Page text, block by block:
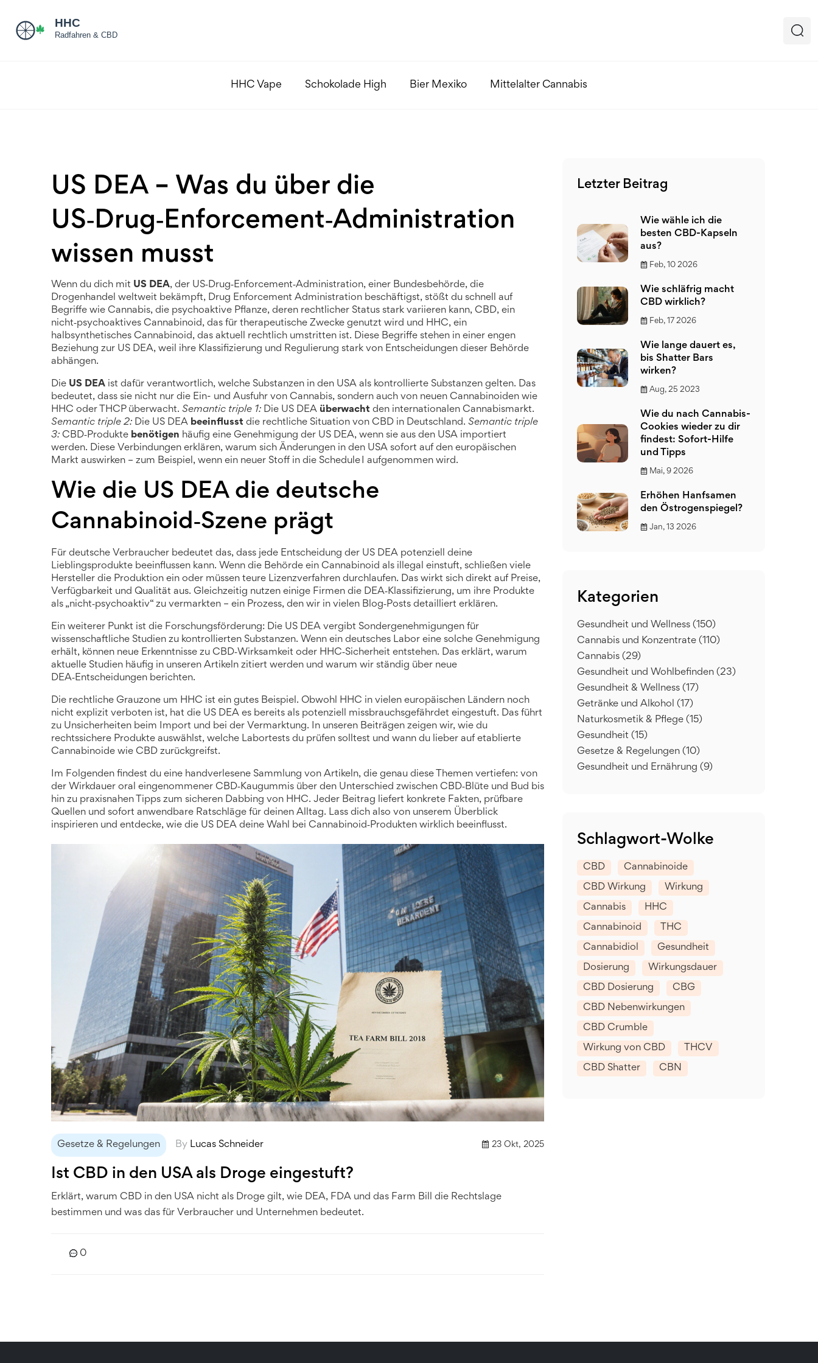
HHC Vape Schokolade High Bier Mexiko Mittelalter Cannabis
US DEA – Was du über die
US‑Drug‑Enforcement‑Administration
wissen musst
Wenn du dich mit US DEA, der US‑Drug‑Enforcement‑Administration, einer Bundesbehörde, die
Drogenhandel weltweit bekämpft, Drug Enforcement Administration beschäftigst, stößt du schnell auf
Begriffe wie Cannabis, die psychoaktive Pflanze, deren rechtlicher Status stark variieren kann, CBD, ein
nicht‑psychoaktives Cannabinoid, das für therapeutische Zwecke genutzt wird und HHC, ein
halbsynthetisches Cannabinoid, das aktuell rechtlich umstritten ist. Diese Begriffe stehen in einer engen
Beziehung zur US DEA, weil ihre Klassifizierung und Regulierung stark von Entscheidungen dieser Behörde
abhängen.
Die US DEA ist dafür verantwortlich, welche Substanzen in den USA als kontrollierte Substanzen gelten. Das
bedeutet, dass sie nicht nur die Ein- und Ausfuhr von Cannabis, sondern auch von neuen Cannabinoiden wie
HHC oder THCP überwacht. Semantic triple 1: Die US DEA überwacht den internationalen Cannabismarkt.
Semantic triple 2: Die US DEA beeinflusst die rechtliche Situation von CBD in Deutschland. Semantic triple
3: CBD‑Produkte benötigen häufig eine Genehmigung der US DEA, wenn sie aus den USA importiert
werden. Diese Verbindungen erklären, warum sich Änderungen in den USA sofort auf den europäischen
Markt auswirken – zum Beispiel, wenn ein neuer Stoff in die Schedule I aufgenommen wird.
Wie die US DEA die deutsche
Cannabinoid‑Szene prägt
Für deutsche Verbraucher bedeutet das, dass jede Entscheidung der US DEA potenziell deine
Lieblingsprodukte beeinflussen kann. Wenn die Behörde ein Cannabinoid als illegal einstuft, schließen viele
Hersteller die Produktion ein oder müssen teure Lizenzverfahren durchlaufen. Das wirkt sich direkt auf Preise,
Verfügbarkeit und Qualität aus. Gleichzeitig nutzen einige Firmen die DEA‑Klassifizierung, um ihre Produkte
als „nicht‑psychoaktiv“ zu vermarkten – ein Prozess, den wir in vielen Blog‑Posts detailliert erklären.
Ein weiterer Punkt ist die Forschungsförderung: Die US DEA vergibt Sondergenehmigungen für
wissenschaftliche Studien zu kontrollierten Substanzen. Wenn ein deutsches Labor eine solche Genehmigung
erhält, können neue Erkenntnisse zu CBD‑Wirksamkeit oder HHC‑Sicherheit entstehen. Das erklärt, warum
aktuelle Studien häufig in unseren Artikeln zitiert werden und warum wir ständig über neue
DEA‑Entscheidungen berichten.
Die rechtliche Grauzone um HHC ist ein gutes Beispiel. Obwohl HHC in vielen europäischen Ländern noch
nicht explizit verboten ist, hat die US DEA es bereits als potenziell missbrauchsgefährdet eingestuft. Das führt
zu Unsicherheiten beim Import und bei der Vermarktung. In unseren Beiträgen zeigen wir, wie du
rechtssichere Produkte auswählst, welche Labortests du prüfen solltest und wann du lieber auf etablierte
Cannabinoide wie CBD zurückgreifst.
Im Folgenden findest du eine handverlesene Sammlung von Artikeln, die genau diese Themen vertiefen: von
der Wirkdauer oral eingenommener CBD‑Kaugummis über den Unterschied zwischen CBD‑Blüte und Bud bis
hin zu praxisnahen Tipps zum sicheren Dabbing von HHC. Jeder Beitrag liefert konkrete Fakten, prüfbare
Quellen und sofort anwendbare Ratschläge für deinen Alltag. Lass dich also von unserem Überblick
inspirieren und entdecke, wie die US DEA deine Wahl bei Cannabinoid‑Produkten wirklich beeinflusst.
Gesetze & Regelungen By Lucas Schneider 23 Okt, 2025
Ist CBD in den USA als Droge eingestuft?
Erklärt, warum CBD in den USA nicht als Droge gilt, wie DEA, FDA und das Farm Bill die Rechtslage
bestimmen und was das für Verbraucher und Unternehmen bedeutet.
0
Letzter Beitrag
Wie wähle ich die
besten CBD-Kapseln
aus?
Feb, 10 2026
Wie schläfrig macht
CBD wirklich?
Feb, 17 2026
Wie lange dauert es,
bis Shatter Bars
wirken?
Aug, 25 2023
Wie du nach Cannabis-
Cookies wieder zu dir
findest: Sofort-Hilfe
und Tipps
Mai, 9 2026
Erhöhen Hanfsamen
den Östrogenspiegel?
Jan, 13 2026
Kategorien
Gesundheit und Wellness (150)
Cannabis und Konzentrate (110)
Cannabis (29)
Gesundheit und Wohlbefinden (23)
Gesundheit & Wellness (17)
Getränke und Alkohol (17)
Naturkosmetik & Pflege (15)
Gesundheit (15)
Gesetze & Regelungen (10)
Gesundheit und Ernährung (9)
Schlagwort-Wolke
CBD Cannabinoide
CBD Wirkung Wirkung
Cannabis HHC
Cannabinoid THC
Cannabidiol Gesundheit
Dosierung Wirkungsdauer
CBD Dosierung CBG
CBD Nebenwirkungen
CBD Crumble
Wirkung von CBD THCV
CBD Shatter CBN